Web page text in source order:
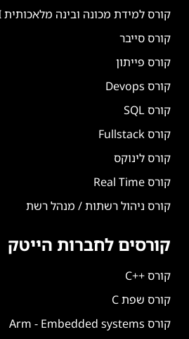
קורס למידת מכונה ובינה מלאכותית AI
קורס סייבר
קורס פייתון
קורס Devops
קורס SQL
קורס Fullstack
קורס לינוקס
קורס Real Time
קורס ניהול רשתות / מנהל רשת
קורסים לחברות הייטק
קורס ++C
קורס שפת C
קורס Arm - Embedded systems